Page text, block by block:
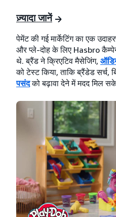
ज़्यादा जानें
पेमेंट की गई मार्केटिंग का एक
और प्ले-दोह के लिए Hasbro
थे. ब्रैंड ने क्रिएटिव मैसेजिंग,
को टेस्ट किया, ताकि ब्रैंडेड सर्च,
पसंदको बढ़ावा देने में मदद मिल